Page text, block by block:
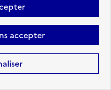
accepter
mission vie